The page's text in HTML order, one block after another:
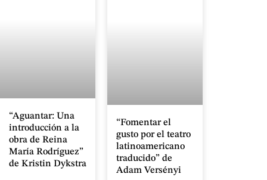
“Aguantar: Una
introducción a la
obra de Reina
María Rodríguez”
de Kristin Dykstra
“Fomentar el
gusto por el teatro
latinoamericano
traducido” de
Adam Versényi